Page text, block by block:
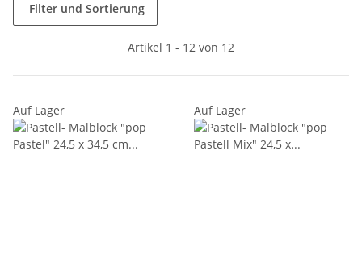
Filter und Sortierung
Artikel 1 - 12 von 12
Auf Lager Auf Lager